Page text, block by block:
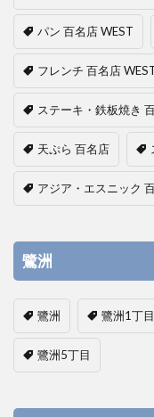
パン 百名店 WEST
フレンチ 百名店
ステーキ・鉄板焼き
天ぷら 百名店
アジア・エスニック
鷺洲
鷺洲 鷺洲1丁目
鷺洲5丁目